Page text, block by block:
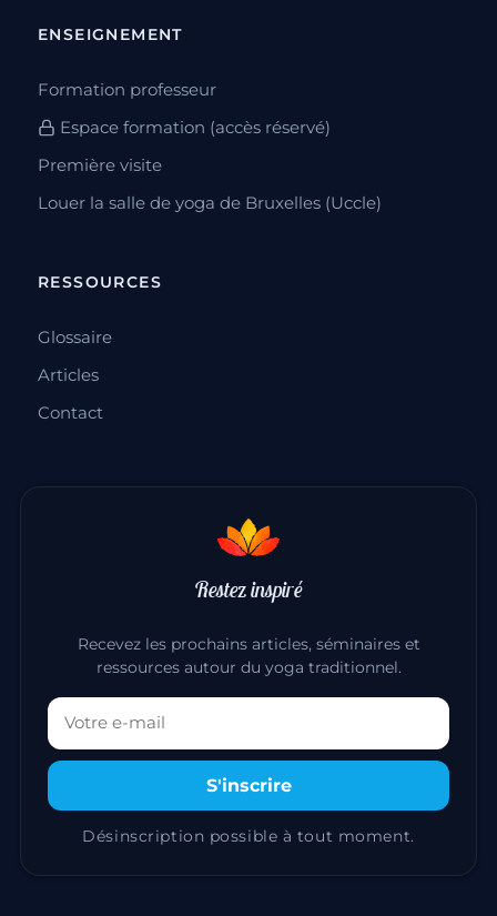
ENSEIGNEMENT
Formation professeur
Espace formation (accès réservé)
Première visite
Louer la salle de yoga de Bruxelles (Uccle)
RESSOURCES
Glossaire
Articles
Contact
Restez inspiré
Recevez les prochains articles, séminaires et
ressources autour du yoga traditionnel.
Votre adresse email
S'inscrire
Désinscription possible à tout moment.